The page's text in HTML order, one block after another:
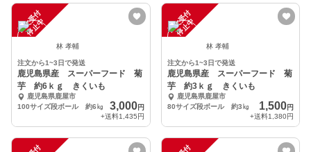
注
文
受
付
停
止
中
林 孝輔
注文から1~3日で発送
鹿児島県産 スーパーフード 菊
芋 約6ｋｇ きくいも
鹿児島県鹿屋市
100サイズ段ボール 約6㎏
3,000円
+送料1,435円
注
文
受
付
停
止
中
林 孝輔
注文から1~3日で発送
鹿児島県産 スーパーフード 菊
芋 約3ｋｇ きくいも
鹿児島県鹿屋市
80サイズ段ボール 約3㎏
1,500円
+送料1,380円